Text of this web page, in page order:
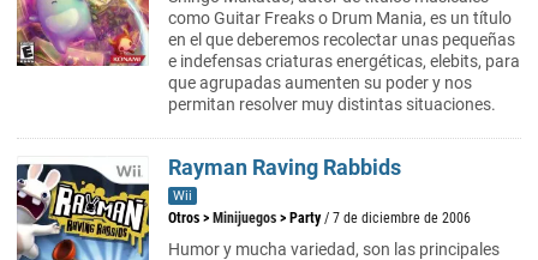
como Guitar Freaks o Drum Mania, es un título
en el que deberemos recolectar unas pequeñas
e indefensas criaturas energéticas, elebits, para
que agrupadas aumenten su poder y nos
permitan resolver muy distintas situaciones.
Rayman Raving Rabbids
Wii
Otros > Minijuegos > Party / 7 de diciembre de 2006
Humor y mucha variedad, son las principales